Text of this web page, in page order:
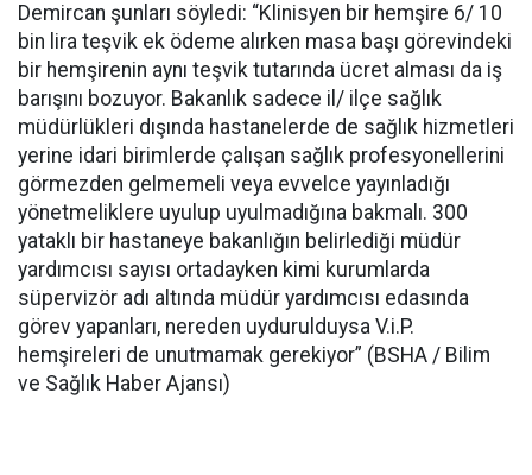
Demircan şunları söyledi: “Klinisyen bir hemşire 6/ 10
bin lira teşvik ek ödeme alırken masa başı görevindeki
bir hemşirenin aynı teşvik tutarında ücret alması da iş
barışını bozuyor. Bakanlık sadece il/ ilçe sağlık
müdürlükleri dışında hastanelerde de sağlık hizmetleri
yerine idari birimlerde çalışan sağlık profesyonellerini
görmezden gelmemeli veya evvelce yayınladığı
yönetmeliklere uyulup uyulmadığına bakmalı. 300
yataklı bir hastaneye bakanlığın belirlediği müdür
yardımcısı sayısı ortadayken kimi kurumlarda
süpervizör adı altında müdür yardımcısı edasında
görev yapanları, nereden uydurulduysa V.i.P.
hemşireleri de unutmamak gerekiyor” (BSHA / Bilim
ve Sağlık Haber Ajansı)